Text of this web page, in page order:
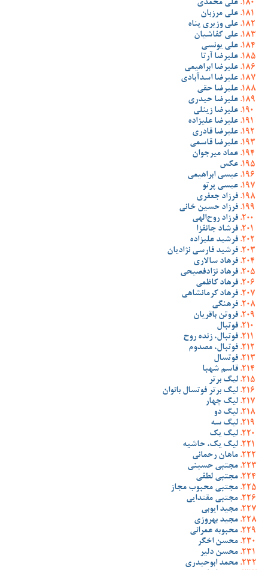
علی محمدی
علی مرزبان
علی وزیری پناه
علی کفاشیان
علی یونسی
علیرضا آرتا
علیرضا ابراهیمی
علیرضا اسدآبادی
علیرضا حقی
علیرضا حیدری
علیرضا زینلی
علیرضا علیزاده
علیرضا قادری
علیرضا قاسمی
عماد میرجوان
عکس
عیسی ابراهیمی
عیسی پرتو
فرزاد جعفری
فرزاد حسین خانی
فرزاد روح‌الهی
فرشاد جانفزا
فرشید علیزاده
فرشید فارسی نژادیان
فرهاد سالاری
فرهاد نژادفصیحی
فرهاد کاظمی
فرهاد کرمانشاهی
فرهنگی
فروتن باقریان
فوتبال
فوتبال، زنده روح
فوتبال، مصدوم
فوتسال
قاسم شهبا
لیگ برتر
لیگ برتر فوتسال بانوان
لیگ چهار
لیگ دو
لیگ سه
لیگ یک
لیگ یک، حاشیه
ماهان رحمانی
مجتبی حسینی
مجتبی لطفی
مجتبی محبوب مجاز
مجتبی مقتدایی
مجید ایوبی
مجید بهروزی
محبوبه عمرانی
محسن اخگر
محسن دلیر
محمد ابوحیدری